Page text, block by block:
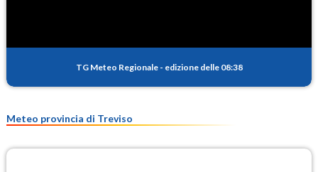
PM25
TG Meteo Regionale - edizione delle 08:38
Meteo provincia di Treviso